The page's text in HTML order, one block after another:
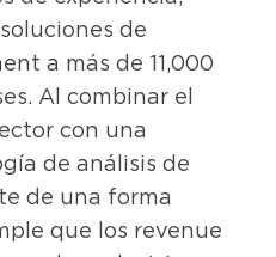
de
a más de 11,000
Al combinar el
con una
de análisis de
de una forma
que los revenue